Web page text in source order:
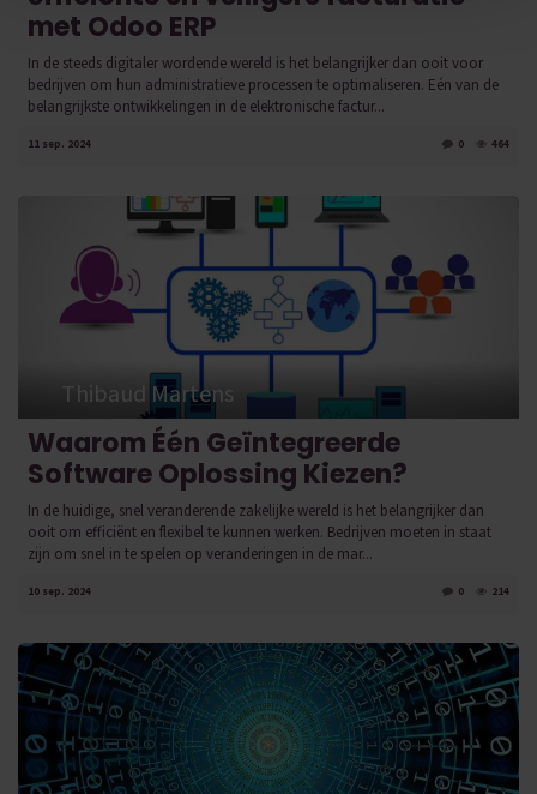
met Odoo ERP
In de steeds digitaler wordende wereld is het belangrijker dan ooit voor
bedrijven om hun administratieve processen te optimaliseren. Eén van de
belangrijkste ontwikkelingen in de elektronische factur...
11 sep. 2024 0 464
Thibaud Martens
Waarom Één Geïntegreerde
Software Oplossing Kiezen?
In de huidige, snel veranderende zakelijke wereld is het belangrijker dan
ooit om efficiënt en flexibel te kunnen werken. Bedrijven moeten in staat
zijn om snel in te spelen op veranderingen in de mar...
10 sep. 2024 0 214